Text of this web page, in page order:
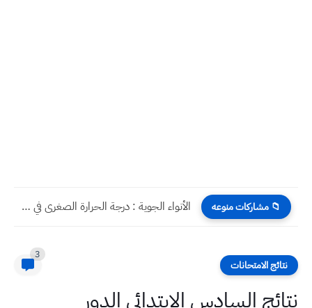
📁 مشاركات منوعه الأنواء الجوية : درجة الحرارة الصغرى في بغداد يوم غد...
نتائج الامتحانات
3
نتائج السادس الابتدائي الدور